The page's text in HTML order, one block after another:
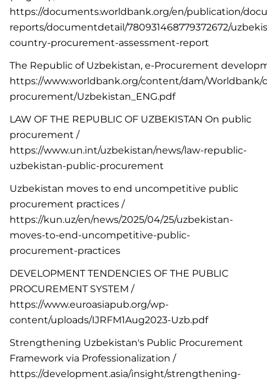
https://documents.worldbank.org/en/publication/
reports/documentdetail/780931468779372672/
country-procurement-assessment-report
The Republic of Uzbekistan, e-Procurement
https://www.worldbank.org/content/dam/Worldbank/
procurement/Uzbekistan_ENG.pdf
LAW OF THE REPUBLIC OF UZBEKISTAN On public
procurement /
https://www.un.int/uzbekistan/news/law-republic-
uzbekistan-public-procurement
Uzbekistan moves to end uncompetitive public
procurement practices /
https://kun.uz/en/news/2025/04/25/uzbekistan-
moves-to-end-uncompetitive-public-
procurement-practices
DEVELOPMENT TENDENCIES OF THE PUBLIC
PROCUREMENT SYSTEM /
https://www.euroasiapub.org/wp-
content/uploads/IJRFM1Aug2023-Uzb.pdf
Strengthening Uzbekistan's Public Procurement
Framework via Professionalization /
https://development.asia/insight/strengthening-